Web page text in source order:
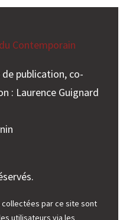
Contemporain
publication, co-
: Laurence Guignard
par ce site sont
utilisateurs via les